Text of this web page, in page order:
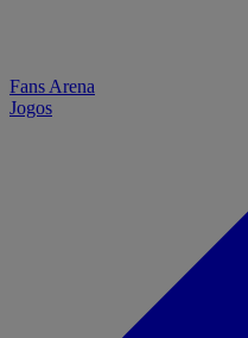
Fans Arena
Jogos